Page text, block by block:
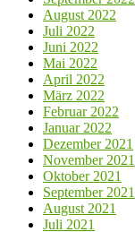
August 2022
Juli 2022
Juni 2022
Mai 2022
April 2022
März 2022
Februar 2022
Januar 2022
Dezember 2021
November 2021
Oktober 2021
September 2021
August 2021
Juli 2021